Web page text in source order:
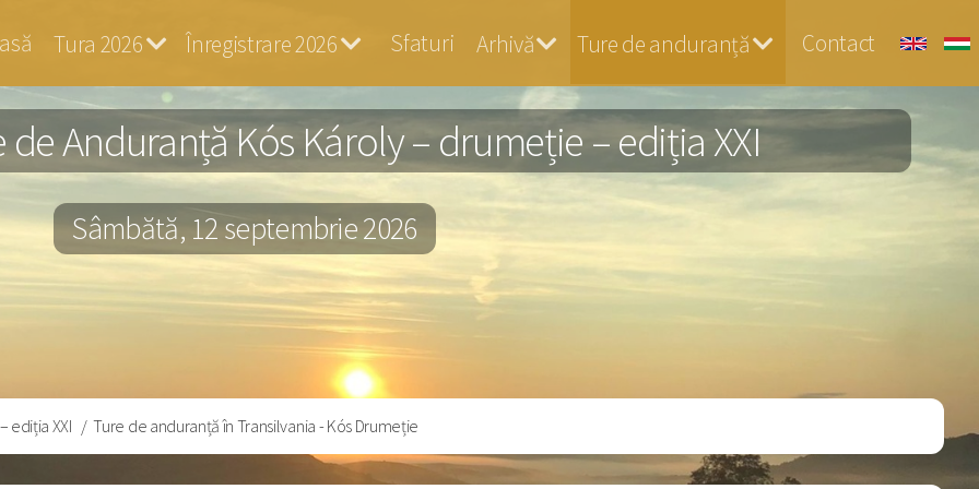
Tura 2026 Înregistrare 2026 Sfaturi Arhivă Ture de anduranță Contact
Anduranță Kós Károly – drumeție – ediția XXI
Sâmbătă, 12 septembrie 2026
ediția XXI Ture de anduranță în Transilvania - Kós Drumeție